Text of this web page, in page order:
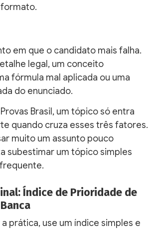
em que o candidato mais falha.
legal, um conceito
fórmula mal aplicada ou uma
do enunciado.
Brasil, um tópico só entra
quando cruza esses três fatores.
muito um assunto pouco
subestimar um tópico simples
Índice de Prioridade de
prática, use um índice simples e